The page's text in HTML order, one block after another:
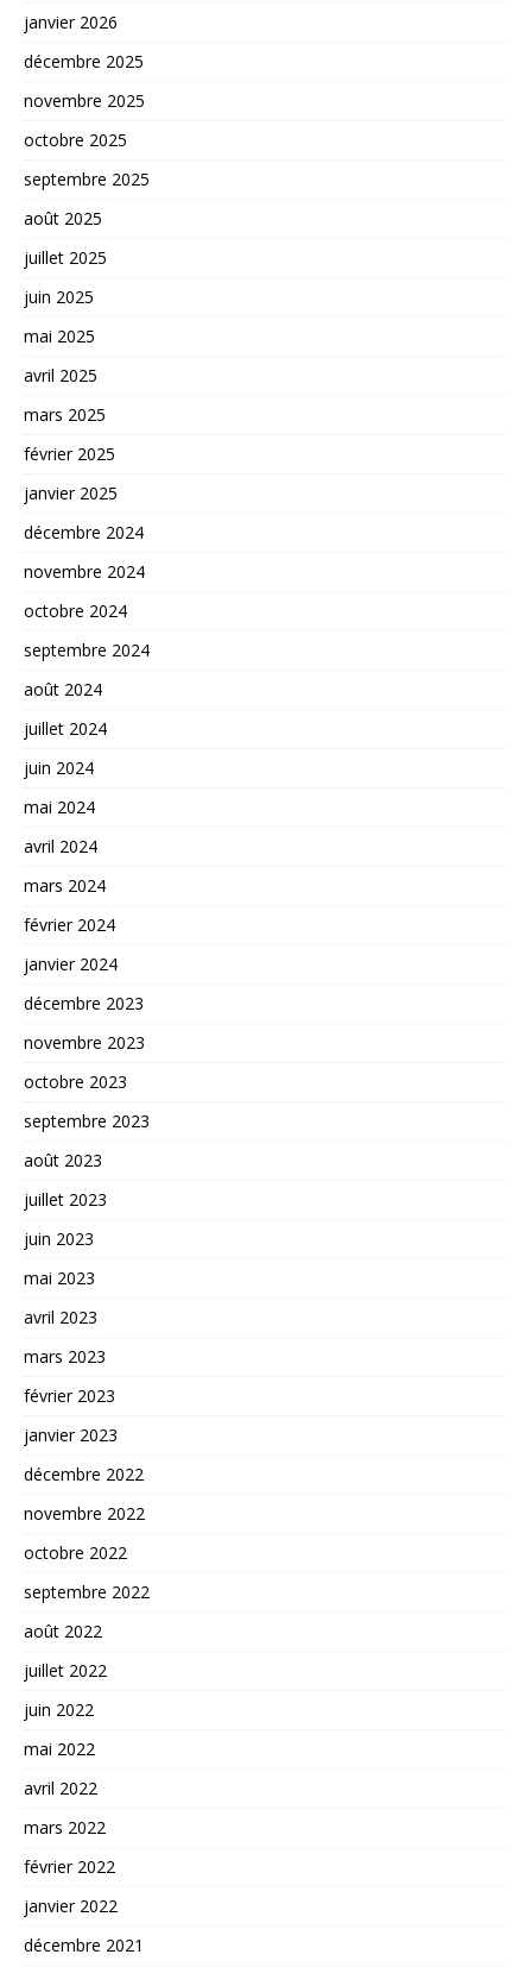
janvier 2026
décembre 2025
novembre 2025
octobre 2025
septembre 2025
août 2025
juillet 2025
juin 2025
mai 2025
avril 2025
mars 2025
février 2025
janvier 2025
décembre 2024
novembre 2024
octobre 2024
septembre 2024
août 2024
juillet 2024
juin 2024
mai 2024
avril 2024
mars 2024
février 2024
janvier 2024
décembre 2023
novembre 2023
octobre 2023
septembre 2023
août 2023
juillet 2023
juin 2023
mai 2023
avril 2023
mars 2023
février 2023
janvier 2023
décembre 2022
novembre 2022
octobre 2022
septembre 2022
août 2022
juillet 2022
juin 2022
mai 2022
avril 2022
mars 2022
février 2022
janvier 2022
décembre 2021